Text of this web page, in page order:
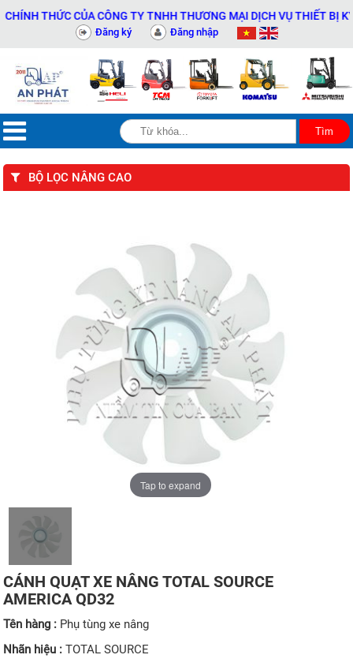
THỨC CỦA CÔNG TY TNHH THƯƠNG MẠI DỊCH VỤ THIẾT BỊ KỸ
Đăng ký Đăng nhập
BỘ LỌC NÂNG CAO
Tap to expand
CÁNH QUẠT XE NÂNG TOTAL SOURCE
AMERICA QD32
Tên hàng : Phụ tùng xe nâng
Nhãn hiệu :TOTAL SOURCE